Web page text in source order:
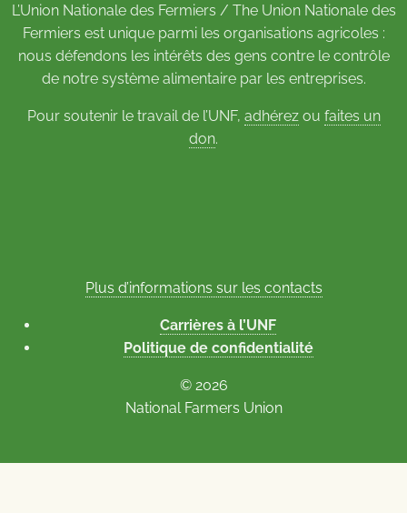
L’Union Nationale des Fermiers / The Union Nationale des
Fermiers est unique parmi les organisations agricoles :
nous défendons les intérêts des gens contre le contrôle
de notre système alimentaire par les entreprises.
Pour soutenir le travail de l’UNF, adhérezou faites un
don.
Plus d’informations sur les contacts
Carrières à l’UNF
Politique de confidentialité
© 2026
National Farmers Union